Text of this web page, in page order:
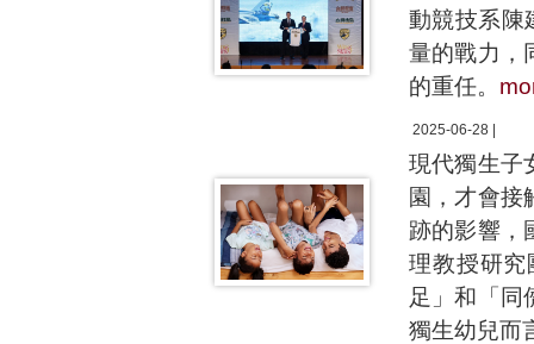
動競技系陳
量的戰力，
的重任。
2025-06-28 |
現代獨生子
園，才會接
跡的影響，
理教授研究
足」和「同
獨生幼兒而